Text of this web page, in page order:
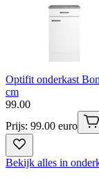
Optifit onderkast
cm
99.00
Prijs: 99.00 euro
Bekijk alles in